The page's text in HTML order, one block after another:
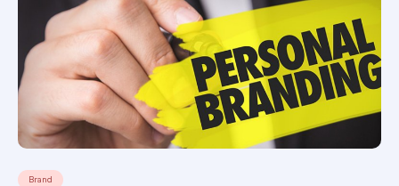
Brand